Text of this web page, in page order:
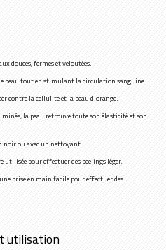
douces, fermes et veloutées.
peau tout en stimulant la circulation sanguine.
contre la cellulite et la peau d'orange.
la peau retrouve toute son élasticité et son
noir ou avec un nettoyant.
utilisée pour effectuer des peelings léger.
prise en main facile pour effectuer des
utilisation